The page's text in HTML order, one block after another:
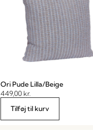
Ori Pude Lilla/Beige
449,00 kr.
Tilføj til kurv